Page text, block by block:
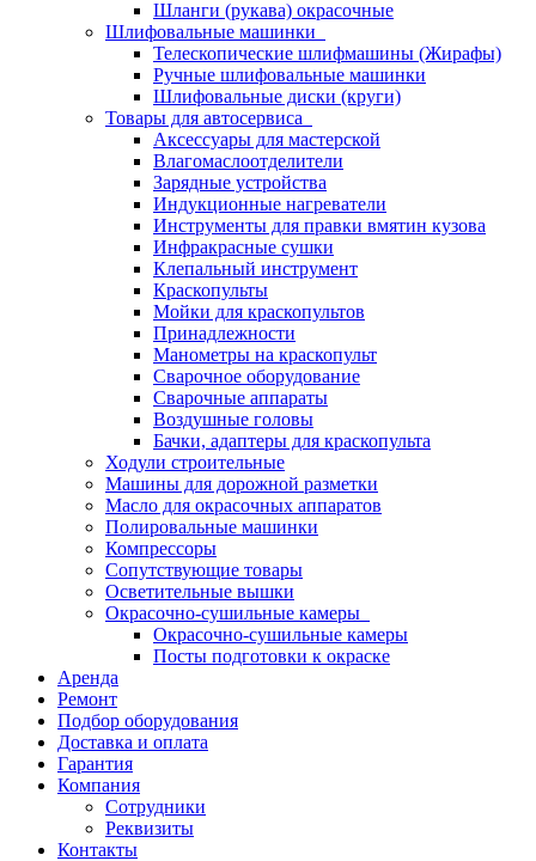
Шланги (рукава) окрасочные
Шлифовальные машинки
Телескопические шлифмашины (Жирафы)
Ручные шлифовальные машинки
Шлифовальные диски (круги)
Товары для автосервиса
Аксессуары для мастерской
Влагомаслоотделители
Зарядные устройства
Индукционные нагреватели
Инструменты для правки вмятин кузова
Инфракрасные сушки
Клепальный инструмент
Краскопульты
Мойки для краскопультов
Принадлежности
Манометры на краскопульт
Сварочное оборудование
Сварочные аппараты
Воздушные головы
Бачки, адаптеры для краскопульта
Ходули строительные
Машины для дорожной разметки
Масло для окрасочных аппаратов
Полировальные машинки
Компрессоры
Сопутствующие товары
Осветительные вышки
Окрасочно-сушильные камеры
Окрасочно-сушильные камеры
Посты подготовки к окраске
Аренда
Ремонт
Подбор оборудования
Доставка и оплата
Гарантия
Компания
Сотрудники
Реквизиты
Контакты